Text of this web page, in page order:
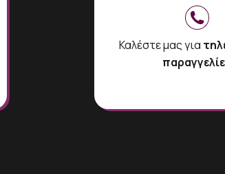
Καλέστε μας για